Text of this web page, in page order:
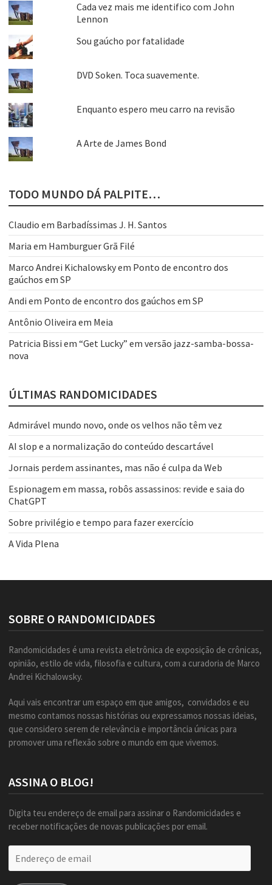
Cada vez mais me identifico com John
Lennon
Sou gaúcho por fatalidade
DVD Soken. Toca suavemente.
Enquanto espero meu carro na revisão
A Arte de James Bond
TODO MUNDO DÁ PALPITE…
Claudio em Barbadíssimas J. H. Santos
Maria em Hamburguer Grã Filé
Marco Andrei Kichalowskyem Ponto de encontro dos
gaúchos em SP
Andi em Ponto de encontro dos gaúchos em SP
Antônio Oliveira em Meia
Patricia Bissi em “Get Lucky” em versão jazz-samba-bossa-
nova
ÚLTIMAS RANDOMICIDADES
Admirável mundo novo, onde os velhos não têm vez
AI slop e a normalização do conteúdo descartável
Jornais perdem assinantes, mas não é culpa da Web
Espionagem em massa, robôs assassinos: revide e saia do
ChatGPT
Sobre privilégio e tempo para fazer exercício
A Vida Plena
SOBRE O RANDOMICIDADES
Randomicidades é uma revista eletrônica de exposição de crônicas,
opinião, estilo de vida, filosofia e cultura, com a curadoria de Marco
Andrei Kichalowsky.
Aqui vais encontrar um espaço em que amigos, convidados e eu
mesmo contamos nossas histórias ou expressamos nossas ideias,
que considero serem de relevância e importância únicas para
promover uma reflexão sobre o mundo em que vivemos.
ASSINA O BLOG!
Digita teu endereço de email para assinar o Randomicidades e
receber notificações de novas publicações por email.
de